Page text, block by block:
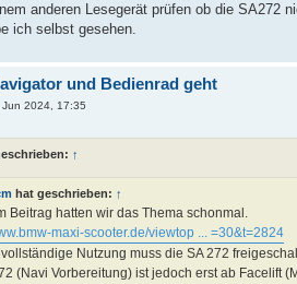
anderen Lesegerät prüfen ob die SA272
ich selbst gesehen.
und Bedienrad geht
Jun 2024, 17:35
↑
hat geschrieben: ↑
Beitrag hatten wir das Thema schonmal.
maxi-scooter.de/viewtop ... =30&t=2824
vollständige Nutzung muss die SA 272
(Navi Vorbereitung) ist jedoch erst ab Facelift